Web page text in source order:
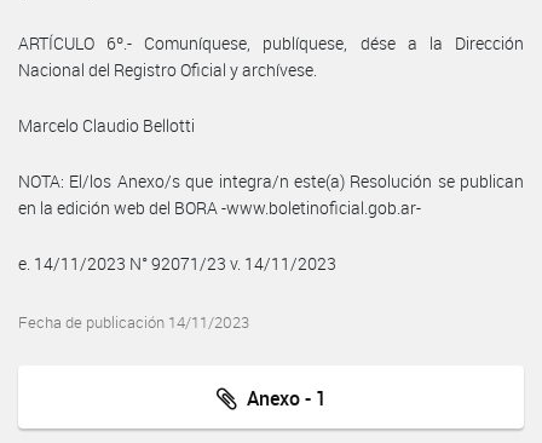
ARTÍCULO 6º.- Comuníquese, publíquese, dése a la Dirección
Nacional del Registro Oficial y archívese.
Marcelo Claudio Bellotti
NOTA: El/los Anexo/s que integra/n este(a) Resolución se publican
en la edición web del BORA -www.boletinoficial.gob.ar-
e. 14/11/2023 N° 92071/23 v. 14/11/2023
Fecha de publicación 14/11/2023
Anexo - 1